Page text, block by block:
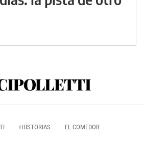
+HISTORIAS EL COMEDOR